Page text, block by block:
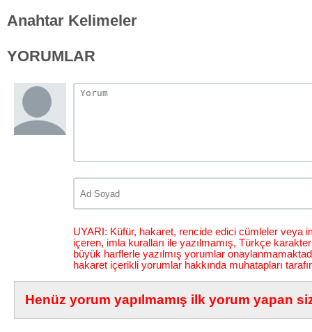
Anahtar Kelimeler
YORUMLAR
UYARI: Küfür, hakaret, rencide edici cümleler veya
içeren, imla kuralları ile yazılmamış, Türkçe
büyük harflerle yazılmış yorumlar
hakaret içerikli yorumlar hakkında muhatapları
Henüz yorum yapılmamış ilk yorum yapan